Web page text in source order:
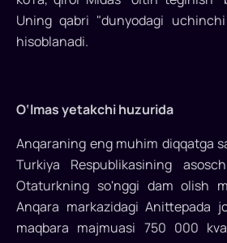
mavjud
yerlari
bilan
o'ralgan,
zamonaviy
Turkiyaning
poytaxti
Anqara
asrlar
Uning qabri "dunyodagi
hisoblanadi.
O‘lmas yetakchi huzurida
Anqaraning eng muhim diqqatga
Turkiya Respublikasining
Otaturkning so'nggi dam olish
Anqara markazidagi Anittepada
maqbara majmuasi 750 000